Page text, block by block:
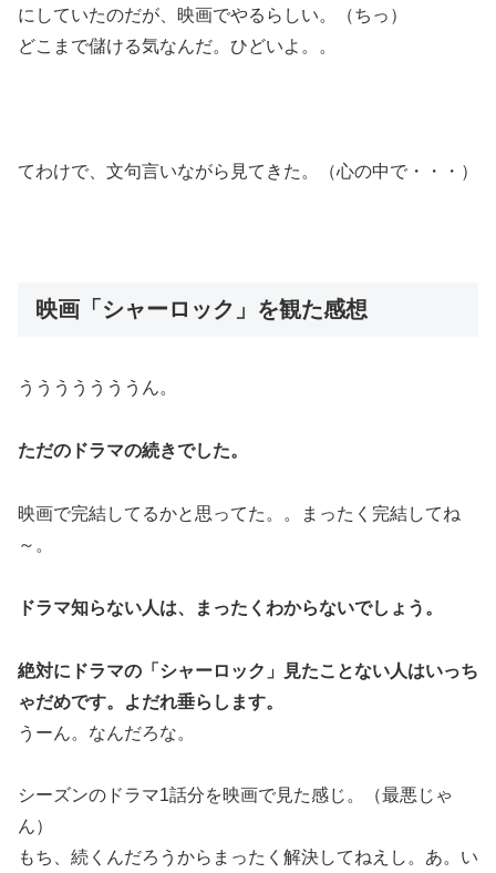
にしていたのだが、映画でやるらしい。（ちっ）
どこまで儲ける気なんだ。ひどいよ。。
てわけで、文句言いながら見てきた。（心の中で・・・）
映画「シャーロック」を観た感想
うううううううん。
ただのドラマの続きでした。
映画で完結してるかと思ってた。。まったく完結してね
～。
ドラマ知らない人は、まったくわからないでしょう。
絶対にドラマの「シャーロック」見たことない人はいっち
ゃだめです。よだれ垂らします。
うーん。なんだろな。
シーズンのドラマ1話分を映画で見た感じ。（最悪じゃ
ん）
もち、続くんだろうからまったく解決してねえし。あ。い